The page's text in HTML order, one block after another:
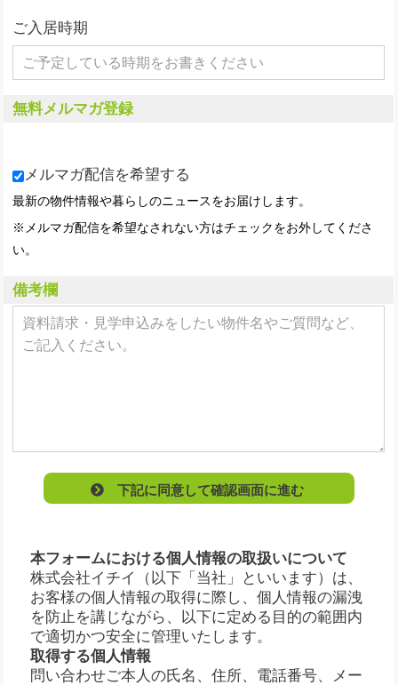
ご入居時期
無料メルマガ登録
メルマガ配信を希望する
最新の物件情報や暮らしのニュースをお届けします。
※メルマガ配信を希望なされない方はチェックをお外してくださ
い。
備考欄
下記に同意して確認画面に進む
本フォームにおける個人情報の取扱いについて
株式会社イチイ（以下「当社」といいます）は、
お客様の個人情報の取得に際し、個人情報の漏洩
を防止を講じながら、以下に定める目的の範囲内
で適切かつ安全に管理いたします。
取得する個人情報
問い合わせご本人の氏名、住所、電話番号、メー